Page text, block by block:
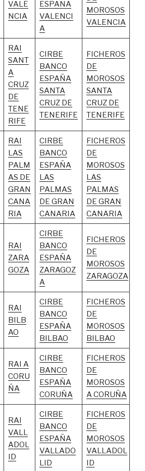
VALE
NCIA
ESPAÑA
VALENCI
A
MOROSOS
VALENCIA
RAI
SANT
A
CRUZ
DE
TENE
RIFE
CIRBE
BANCO
ESPAÑA
SANTA
CRUZ DE
TENERIFE
FICHEROS
DE
MOROSOS
SANTA
CRUZ DE
TENERIFE
RAI
LAS
PALM
AS DE
GRAN
CANA
RIA
CIRBE
BANCO
ESPAÑA
LAS
PALMAS
DE GRAN
CANARIA
FICHEROS
DE
MOROSOS
LAS
PALMAS
DE GRAN
CANARIA
RAI
ZARA
GOZA
CIRBE
BANCO
ESPAÑA
ZARAGOZ
A
FICHEROS
DE
MOROSOS
ZARAGOZA
RAI
BILB
AO
CIRBE
BANCO
ESPAÑA
BILBAO
FICHEROS
DE
MOROSOS
BILBAO
RAI A
CORU
ÑA
CIRBE
BANCO
ESPAÑA
CORUÑA
FICHEROS
DE
MOROSOS
A CORUÑA
RAI
VALL
ADOL
ID
CIRBE
BANCO
ESPAÑA
VALLADO
LID
FICHEROS
DE
MOROSOS
VALLADOL
ID